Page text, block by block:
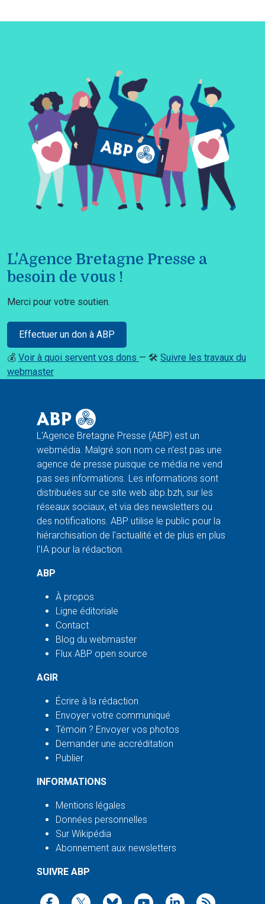
L'Agence Bretagne Presse a
besoin de vous !
Merci pour votre soutien.
Effectuer un don à ABP
💰 Voir à quoi servent vos dons — 🛠️ Suivre les travaux du
webmaster
L'Agence Bretagne Presse (ABP) est un
webmédia. Malgré son nom ce n'est pas une
agence de presse puisque ce média ne vend
pas ses informations. Les informations sont
distribuées sur ce site web abp.bzh, sur les
réseaux sociaux, et via des newsletters ou
des notifications. ABP utilise le public pour la
hiérarchisation de l'actualité et de plus en plus
l'IA pour la rédaction.
ABP
À propos
Ligne éditoriale
Contact
Blog du webmaster
Flux ABP open source
AGIR
Écrire à la rédaction
Envoyer votre communiqué
Témoin ? Envoyer vos photos
Demander une accréditation
Publier
INFORMATIONS
Mentions légales
Données personnelles
Sur Wikipédia
Abonnement aux newsletters
SUIVRE ABP